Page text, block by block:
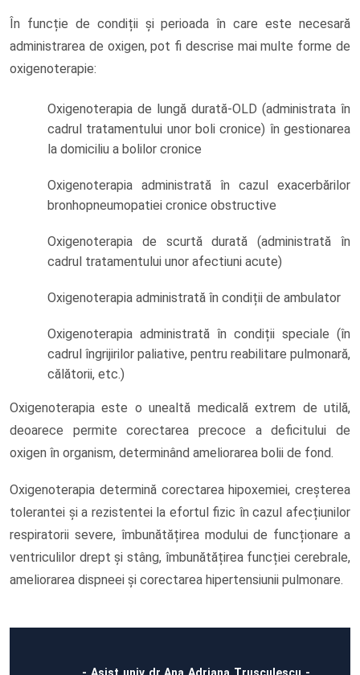
În funcție de condiții și perioada în care este necesară
administrarea de oxigen, pot fi descrise mai multe forme de
oxigenoterapie:
Oxigenoterapia de lungă durată-OLD (administrata în
cadrul tratamentului unor boli cronice) în gestionarea
la domiciliu a bolilor cronice
Oxigenoterapia administrată în cazul exacerbărilor
bronhopneumopatiei cronice obstructive
Oxigenoterapia de scurtă durată (administrată în
cadrul tratamentului unor afectiuni acute)
Oxigenoterapia administrată în condiții de ambulator
Oxigenoterapia administrată în condiții speciale (în
cadrul îngrijirilor paliative, pentru reabilitare pulmonară,
călătorii, etc.)
Oxigenoterapia este o unealtă medicală extrem de utilă,
deoarece permite corectarea precoce a deficitului de
oxigen în organism, determinând ameliorarea bolii de fond.
Oxigenoterapia determină corectarea hipoxemiei, creșterea
tolerantei și a rezistentei la efortul fizic în cazul afecțiunilor
respiratorii severe, îmbunătățirea modului de funcționare a
ventriculilor drept și stâng, îmbunătățirea funcției cerebrale,
ameliorarea dispneei și corectarea hipertensiunii pulmonare.